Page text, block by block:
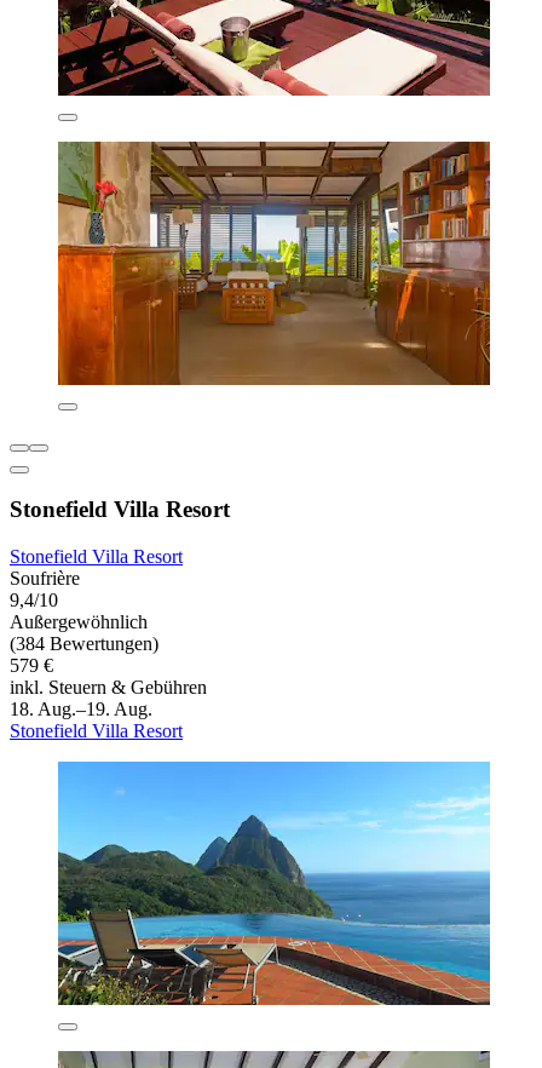
Stonefield Villa Resort
Stonefield Villa Resort
Soufrière
9,4/10
Außergewöhnlich
(384 Bewertungen)
579 €
inkl. Steuern & Gebühren
18. Aug.–19. Aug.
Stonefield Villa Resort